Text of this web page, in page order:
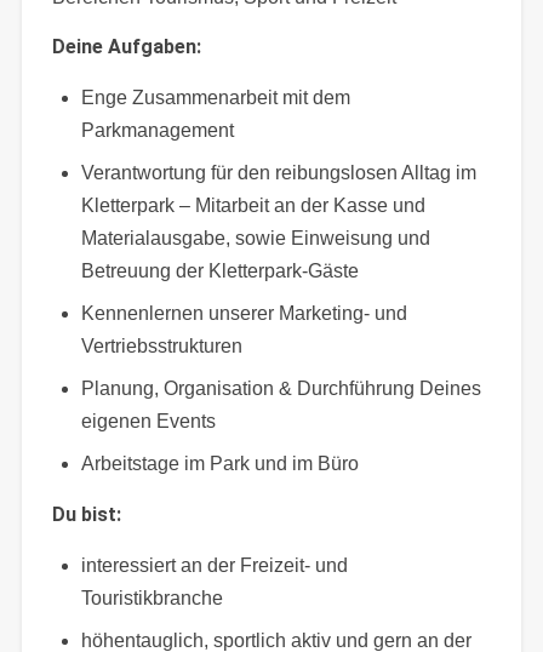
Deine Aufgaben:
Enge Zusammenarbeit mit dem
Parkmanagement
Verantwortung für den reibungslosen Alltag im
Kletterpark – Mitarbeit an der Kasse und
Materialausgabe, sowie Einweisung und
Betreuung der Kletterpark-Gäste
Kennenlernen unserer Marketing- und
Vertriebsstrukturen
Planung, Organisation & Durchführung Deines
eigenen Events
Arbeitstage im Park und im Büro
Du bist:
interessiert an der Freizeit- und
Touristikbranche
höhentauglich, sportlich aktiv und gern an der